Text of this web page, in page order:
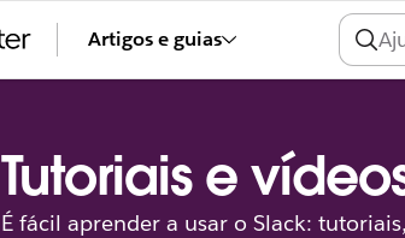
Artigos e guias
Tutoriais e
É fácil aprender a usar o Slack: